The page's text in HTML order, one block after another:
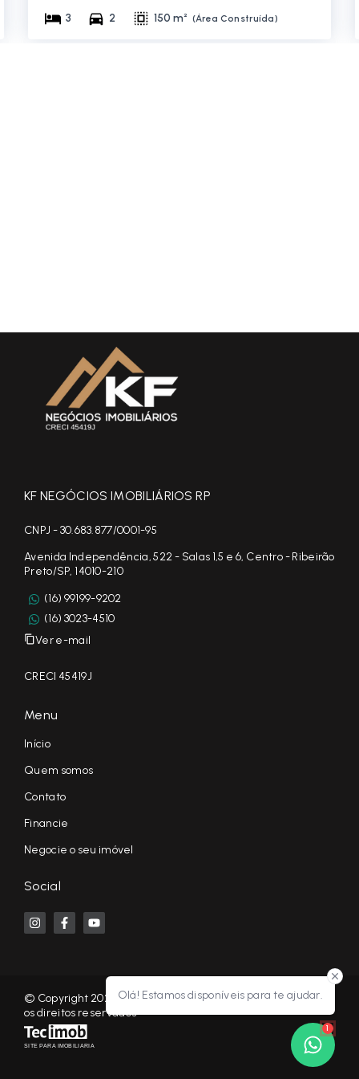
3 2 150 m² (Área Construída)
Olá! Estamos disponíveis para te ajudar.
1
KF NEGÓCIOS IMOBILIÁRIOS RP
CNPJ - 30.683.877/0001-95
Avenida Independência, 522 - Salas 1,5 e 6, Centro - Ribeirão
Preto/SP, 14010-210
(16) 99199-9202
(16) 3023-4510
Ver e-mail
CRECI 45419J
Menu
Início
Quem somos
Contato
Financie
Negocie o seu imóvel
Social
© Copyright 2026 - KF NEGÓCIOS IMOBILIÁRIOS RP - Todos
os direitos reservados
SITE PARA IMOBILIARIA